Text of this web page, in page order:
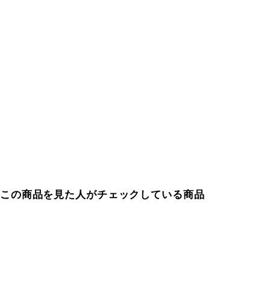
この商品を見た人がチェックしている商品